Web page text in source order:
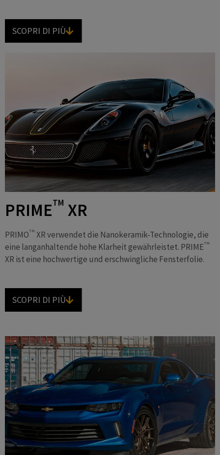
SCOPRI DI PIÙ
PRIMETM XR
PRIMOTM XR verwendet die Nanokeramik-Technologie, die
eine langanhaltende hohe Klarheit gewährleistet. PRIMETM
XR ist eine hochwertige und erschwingliche Fensterfolie.
SCOPRI DI PIÙ